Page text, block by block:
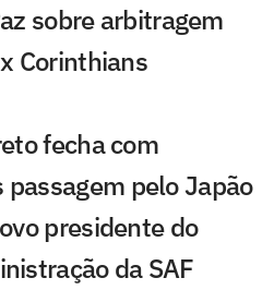
sobre arbitragem
Corinthians
fecha com
pelo Japão
presidente do
da SAF